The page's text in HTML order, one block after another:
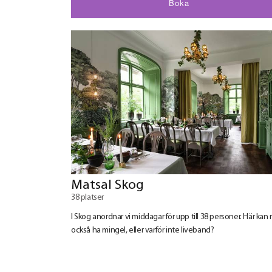
Boka
Matsal Skog
38 platser
I Skog anordnar vi middagar för upp till 38 personer. Här kan
också ha mingel, eller varför inte liveband?